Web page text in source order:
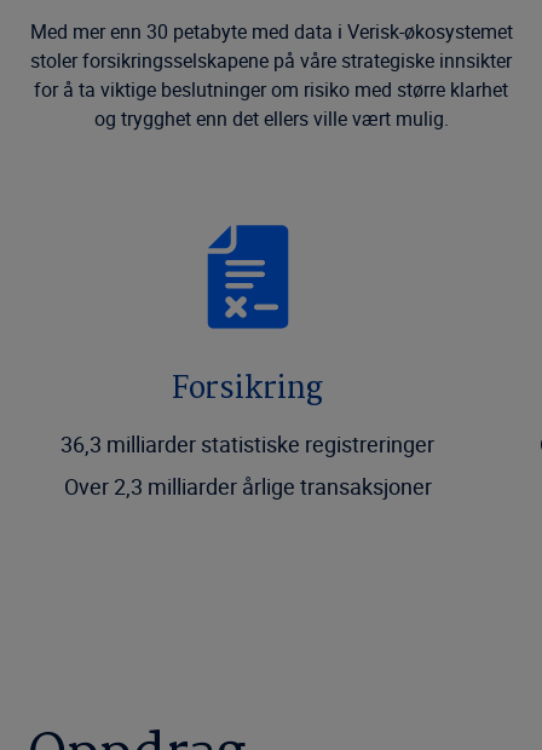
Med mer enn 30 petabyte med data i Verisk-økosystemet
stoler forsikringsselskapene på våre strategiske innsikter
for å ta viktige beslutninger om risiko med større klarhet
og trygghet enn det ellers ville vært mulig.
Forsikring
36,3 milliarder statistiske registreringer
Over 2,3 milliarder årlige transaksjoner